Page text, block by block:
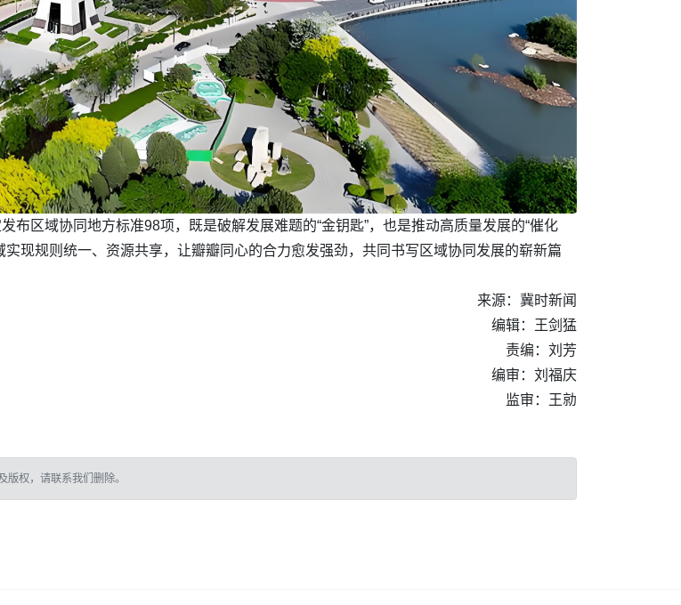
区域协同地方标准98项，既是破解发展难题的“金钥匙”，也是推动高质量发展的“催化
现规则统一、资源共享，让瓣瓣同心的合力愈发强劲，共同书写区域协同发展的崭新篇
来源：冀时新闻
编辑：王剑猛
责编：刘芳
编审：刘福庆
监审：王勍
权，请联系我们删除。